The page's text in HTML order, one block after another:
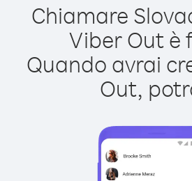
Chiamare
Viber Out è
Quando avrai
Out,